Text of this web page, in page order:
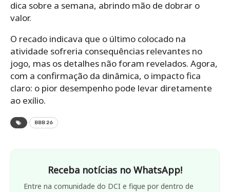
dica sobre a semana, abrindo mão de dobrar o
valor.
O recado indicava que o último colocado na
atividade sofreria consequências relevantes no
jogo, mas os detalhes não foram revelados. Agora,
com a confirmação da dinâmica, o impacto fica
claro: o pior desempenho pode levar diretamente
ao exílio.
BBB 26
Receba notícias no WhatsApp!
Entre na comunidade do DCI e fique por dentro de